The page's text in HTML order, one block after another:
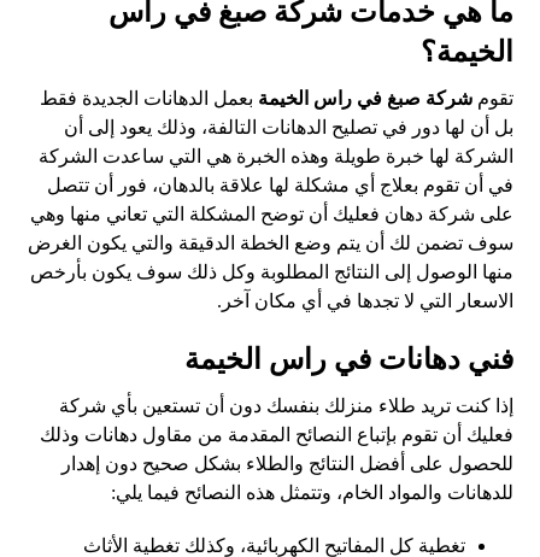
ما هي خدمات شركة صبغ في راس
الخيمة؟
تقومشركة صبغ في راس الخيمة بعمل الدهانات الجديدة فقط
بل أن لها دور في تصليح الدهانات التالفة، وذلك يعود إلى أن
الشركة لها خبرة طويلة وهذه الخبرة هي التي ساعدت الشركة
في أن تقوم بعلاج أي مشكلة لها علاقة بالدهان، فور أن تتصل
على شركة دهان فعليك أن توضح المشكلة التي تعاني منها وهي
سوف تضمن لك أن يتم وضع الخطة الدقيقة والتي يكون الغرض
منها الوصول إلى النتائج المطلوبة وكل ذلك سوف يكون بأرخص
الاسعار التي لا تجدها في أي مكان آخر.
فني دهانات في راس الخيمة
إذا كنت تريد طلاء منزلك بنفسك دون أن تستعين بأي شركة
فعليك أن تقوم بإتباع النصائح المقدمة من مقاول دهانات وذلك
للحصول على أفضل النتائج والطلاء بشكل صحيح دون إهدار
للدهانات والمواد الخام، وتتمثل هذه النصائح فيما يلي:
تغطية كل المفاتيح الكهربائية، وكذلك تغطية الأثاث